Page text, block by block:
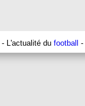
- L'actualité du football -